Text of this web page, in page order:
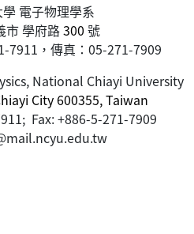
電子物理學系
市學府路300 號
7911，傳真：05-271-7909
National Chiayi University
City 600355, Taiwan
Fax: +886-5-271-7909